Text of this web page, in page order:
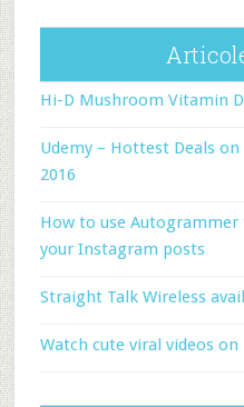
Hi-D Mushroom Vitamin
Udemy – Hottest Deals on
2016
How to use
your Instagram posts
Straight Talk Wireless
Watch cute viral videos on